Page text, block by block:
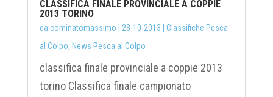
CLASSIFICA FINALE PROVINCIALE A COPPIE
2013 TORINO
da cominatomassimo 28-10-2013
Classifiche Pesca
al Colpo, News Pesca al Colpo
classifica finale provinciale a coppie 2013
torino Classifica finale campionato